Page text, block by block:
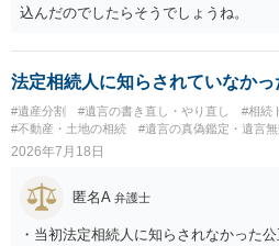
込んだのでしたらそうでしょうね。
法定相続人に知らされていなか
#遺産分割 #遺言の書き直し・やり直し
#相続
#不動産・土地の相続
#遺言の真偽鑑定・遺言無
2026年7月18日
匿名A 弁護士
・当初法定相続人に知らされなかった